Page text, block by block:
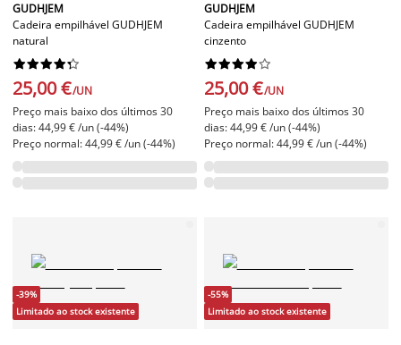
GUDHJEM
Cadeira empilhável GUDHJEM
natural






25,00 €/UN
Preço mais baixo dos últimos 30
dias: 44,99 € /un (-44%)
Preço normal: 44,99 € /un (-44%)
GUDHJEM
Cadeira empilhável GUDHJEM
cinzento






25,00 €/UN
Preço mais baixo dos últimos 30
dias: 44,99 € /un (-44%)
Preço normal: 44,99 € /un (-44%)
-39%
Limitado ao stock existente
-55%
Limitado ao stock existente